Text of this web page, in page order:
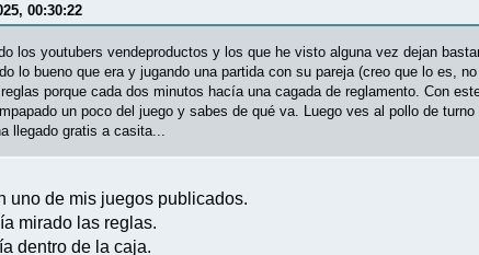
00:30:22
los youtubers vendeproductos y los que he visto alguna vez dejan
lo bueno que era y jugando una partida con su pareja (creo que lo es,
porque cada dos minutos hacía una cagada de reglamento. Con
un poco del juego y sabes de qué va. Luego ves al pollo de
llegado gratis a casita...
uno de mis juegos publicados.
mirado las reglas.
dentro de la caja.